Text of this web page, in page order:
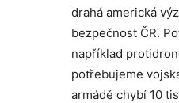
drahá americká
bezpečnost ČR.
například
potřebujeme
armádě chybí 10